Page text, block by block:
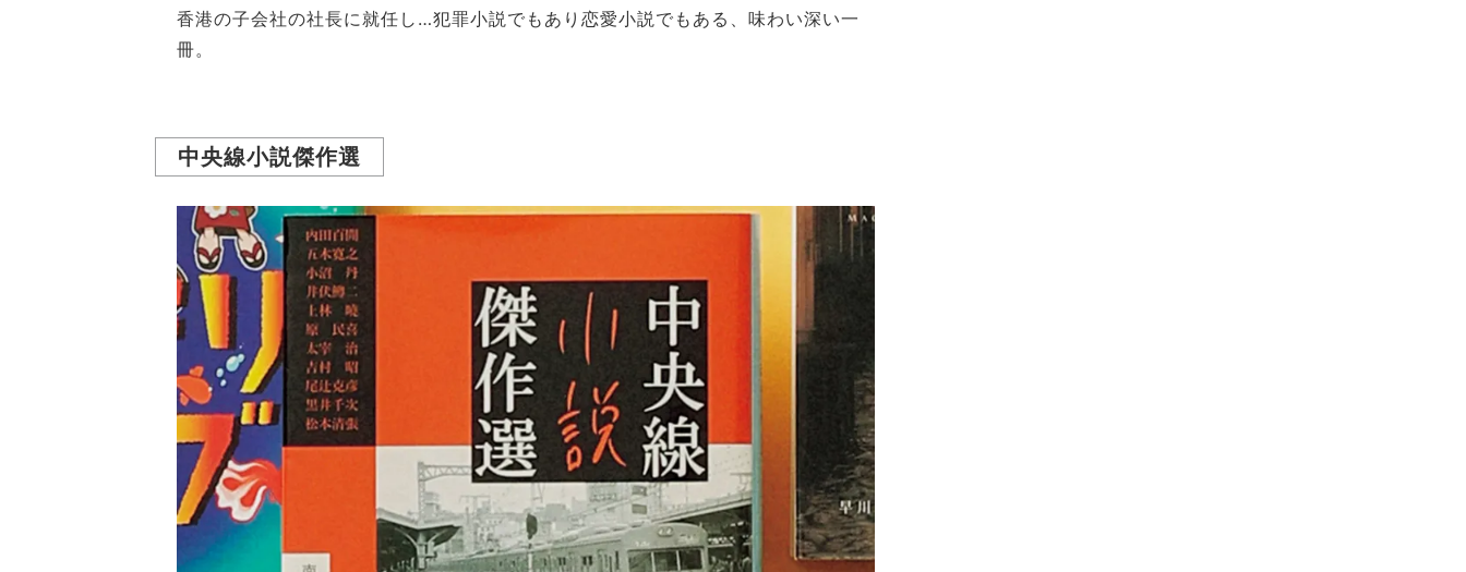
香港の子会社の社長に就任し…犯罪小説でもあり恋愛小説でもある、味わい深い一
冊。
中央線小説傑作選